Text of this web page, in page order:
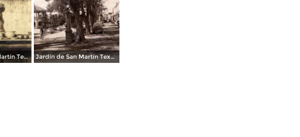
Alfarero en San Martín Texmelucán Jardín de San Martín Texmelucán